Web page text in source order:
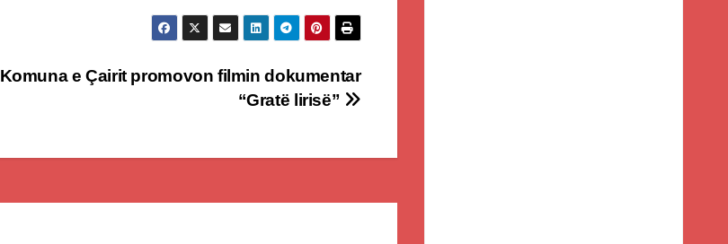
Komuna e Çairit promovon filmin dokumentar
“Gratë lirisë”